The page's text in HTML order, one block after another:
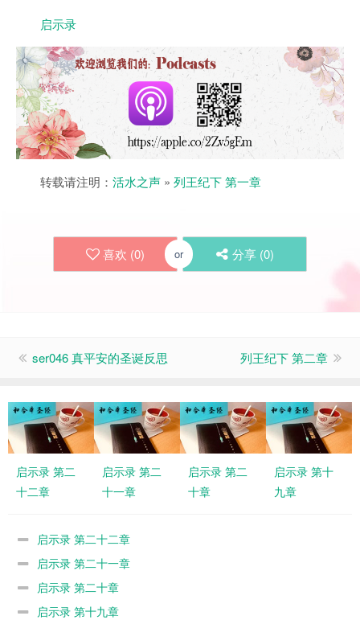
启示录
转载请注明： 活水之声 » 列王纪下 第一章
喜欢 (0) or 分享 (0)
ser046 真平安的圣诞反思 列王纪下 第二章
启示录 第二
十二章
启示录 第二
十一章
启示录 第二
十章
启示录 第十
九章
启示录 第二十二章
启示录 第二十一章
启示录 第二十章
启示录 第十九章